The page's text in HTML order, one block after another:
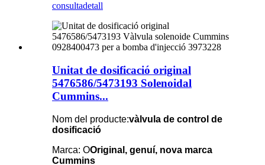
consultadetall
Unitat de dosificació original
5476586/5473193 Solenoidal
Cummins...
Nom del producte:vàlvula de control de
dosificació
Marca: OOriginal, genuí, nova marca
Cummins